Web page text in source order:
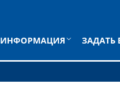
ИНФОРМАЦИЯ ЗАДАТЬ